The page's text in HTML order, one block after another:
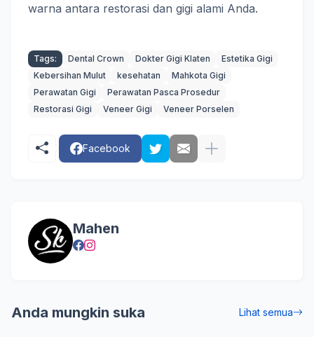
warna antara restorasi dan gigi alami Anda.
Tags: Dental Crown Dokter Gigi Klaten
Estetika Gigi
Kebersihan Mulut
kesehatan
Mahkota Gigi
Perawatan Gigi
Perawatan Pasca Prosedur
Restorasi Gigi
Veneer Gigi Veneer Porselen
Facebook
Mahen
Anda mungkin suka Lihat semua